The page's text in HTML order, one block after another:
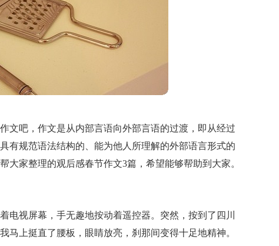
文吧，作文是从内部言语向外部言语的过渡，即从经过
有规范语法结构的、能为他人所理解的外部语言形式的
大家整理的观后感春节作文3篇，希望能够帮助到大家。
电视屏幕，手无趣地按动着遥控器。突然，按到了四川
马上挺直了腰板，眼睛放亮，刹那间变得十足地精神。